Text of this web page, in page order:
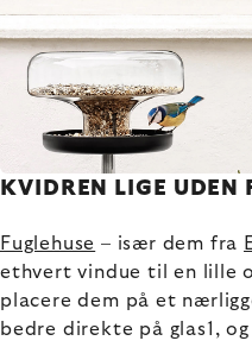
KVIDREN LIGE UDEN
Fuglehuse – især dem fra
ethvert vindue til en lille
placere dem på et
bedre direkte på glas1,